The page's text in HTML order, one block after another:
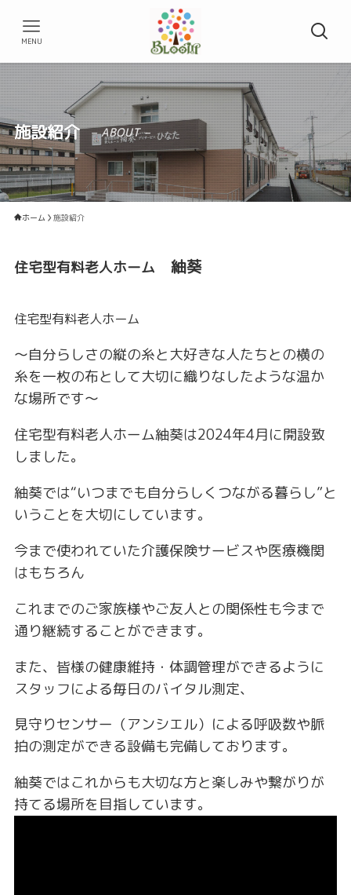
MENU
施設紹介 – ABOUT –
ホーム 施設紹介
住宅型有料老人ホーム 紬葵
住宅型有料老人ホーム
～自分らしさの縦の糸と大好きな人たちとの横の
糸を一枚の布として大切に織りなしたような温か
な場所です～
住宅型有料老人ホーム紬葵は2024年4月に開設致
しました。
紬葵では“いつまでも自分らしくつながる暮らし”と
いうことを大切にしています。
今まで使われていた介護保険サービスや医療機関
はもちろん
これまでのご家族様やご友人との関係性も今まで
通り継続することができます。
また、皆様の健康維持・体調管理ができるように
スタッフによる毎日のバイタル測定、
見守りセンサー（アンシエル）による呼吸数や脈
拍の測定ができる設備も完備しております。
紬葵ではこれからも大切な方と楽しみや繋がりが
持てる場所を目指しています。